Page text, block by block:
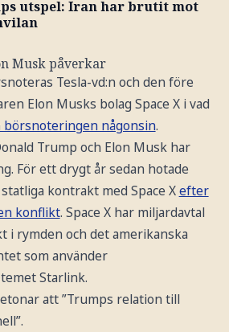
utspel: Iran har brutit mot
Musk påverkar
Tesla-vd:n och den före
Elon Musks bolag Space X i vad
börsnoteringen någonsin.
Trump och Elon Musk har
För ett drygt år sedan hotade
kontrakt med Space Xefter
konflikt. Space X har miljardavtal
i rymden och det amerikanska
som använder
Starlink.
att ”Trumps relation till